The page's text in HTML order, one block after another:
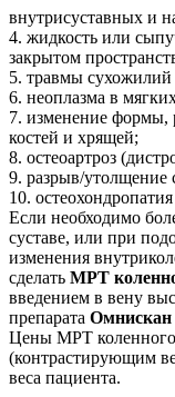
внутрисуставных и
4. жидкость или
закрытом
5. травмы
6. неоплазма в
7. изменение формы,
костей и хрящей;
8. остеоартроз
9. разрыв/утолщение
10.
Если необходимо
суставе, или при
изменения
сделать МРТ
введением в вену
препарата Омнискан
Цены МРТ коленного
(контрастирующим
веса пациента.